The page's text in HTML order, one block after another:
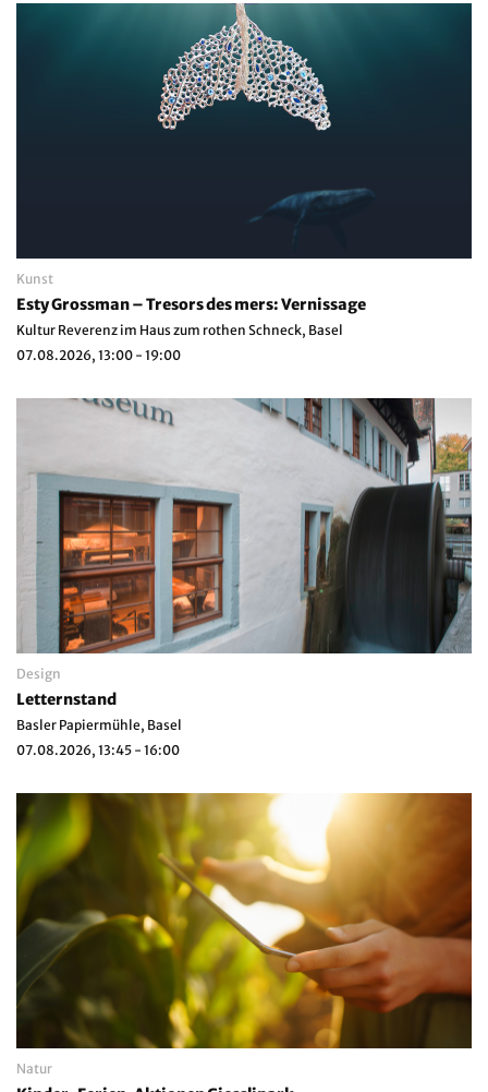
Kunst
Esty Grossman – Tresors des mers: Vernissage
Kultur Reverenz im Haus zum rothen Schneck, Basel
07.08.2026, 13:00 - 19:00
Design
Letternstand
Basler Papiermühle, Basel
07.08.2026, 13:45 - 16:00
Natur